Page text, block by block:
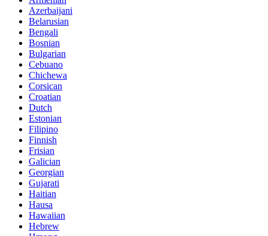
Azerbaijani
Belarusian
Bengali
Bosnian
Bulgarian
Cebuano
Chichewa
Corsican
Croatian
Dutch
Estonian
Filipino
Finnish
Frisian
Galician
Georgian
Gujarati
Haitian
Hausa
Hawaiian
Hebrew